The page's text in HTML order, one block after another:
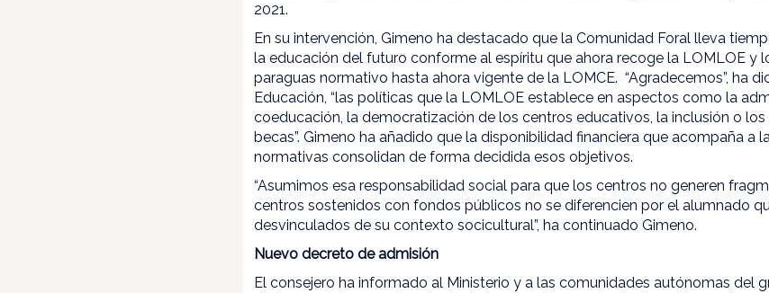
2021.
En su intervención, Gimeno ha destacado que la Comunidad Foral lleva
la educación del futuro conforme al espíritu que ahora recoge la LOMLOE y
paraguas normativo hasta ahora vigente de la LOMCE. “Agradecemos”, ha
Educación, “las políticas que la LOMLOE establece en aspectos como la
coeducación, la democratización de los centros educativos, la inclusión o
becas”. Gimeno ha añadido que la disponibilidad financiera que acompaña a
normativas consolidan de forma decidida esos objetivos.
“Asumimos esa responsabilidad social para que los centros no generen
centros sostenidos con fondos públicos no se diferencien por el alumnado
desvinculados de su contexto socicultural”, ha continuado Gimeno.
Nuevo decreto de admisión
El consejero ha informado al Ministerio y a las comunidades autónomas del